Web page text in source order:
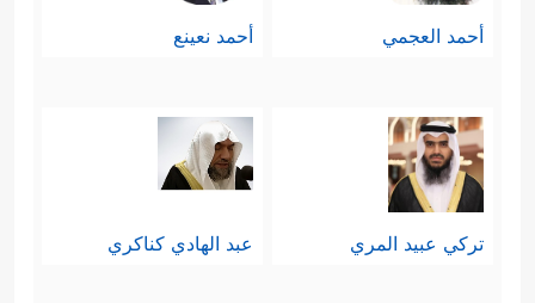
أحمد العجمي أحمد نعينع
تركي عبيد المري عبد الهادي كناكري